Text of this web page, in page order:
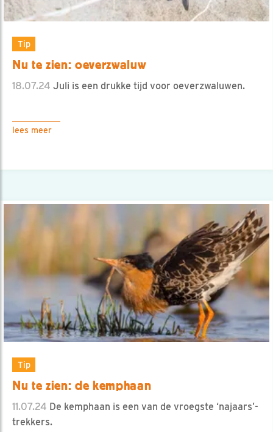
Tip
Nu te zien: oeverzwaluw
18.07.24 Juli is een drukke tijd voor oeverzwaluwen.
lees meer
Tip
Nu te zien: de kemphaan
11.07.24 De kemphaan is een van de vroegste ‘najaars’-
trekkers.